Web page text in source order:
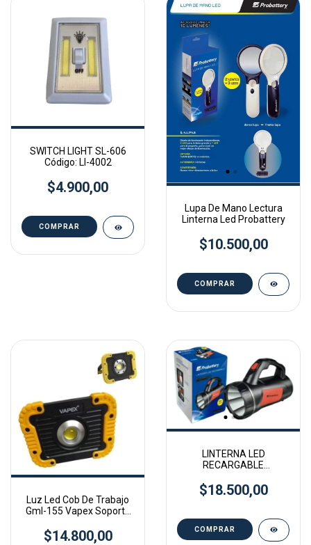
SWITCH LIGHT SL-606
Código: LI-4002
$4.900,00
Lupa De Mano Lectura
Linterna Led Probattery
$10.500,00
Luz Led Cob De Trabajo
Gml-155 Vapex Soporte
$14.800,00
LINTERNA LED
RECARGABLE
LUMENES
$18.500,00